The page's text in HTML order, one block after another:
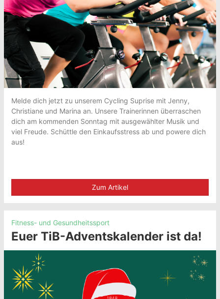
Melde dich jetzt zu unserem Cycling Suprise mit Jenny,
Christiane und Marina an. Unsere Trainerinnen überraschen
dich am kommenden Sonntag mit ausgewählter Musik und
viel Freude. Schüttle den Einkaufsstress ab und powere dich
aus!
Zum Artikel
Fitness- und Gesundheitssport
Euer TiB-Adventskalender ist da!